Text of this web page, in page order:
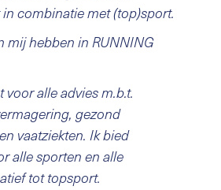
combinatie met (top)sport.
mij hebben in RUNNING
voor alle advies m.b.t.
gezond
vaatziekten. Ik bied
alle sporten en alle
tot topsport.